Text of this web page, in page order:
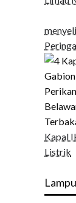
Kapal
Listrik